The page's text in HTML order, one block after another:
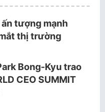
tượng mạnh
thị trường
Bong-Kyu trao
CEO SUMMIT